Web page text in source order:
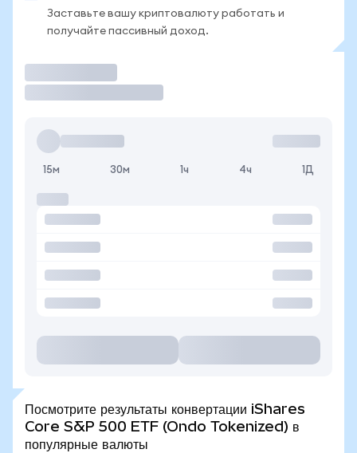
Заставьте вашу криптовалюту работать и
получайте пассивный доход.
15м 30м 1ч 4ч 1Д
Посмотрите результаты конвертации iShares
Core S&P 500 ETF (Ondo Tokenized) в
популярные валюты